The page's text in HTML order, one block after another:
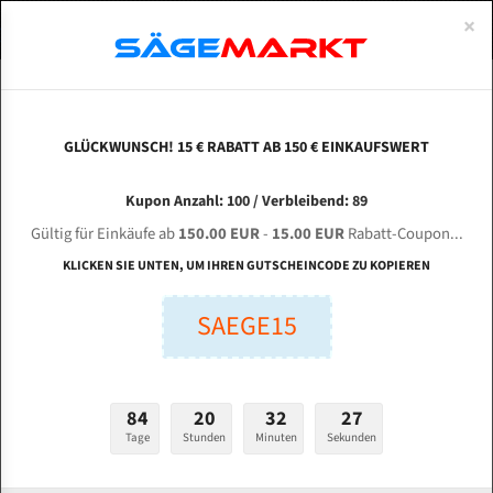
SHANGHAI Loginfly Sawing Technology CH-4060
für 4870 mm Bi-Metall Bandsägeblätter
Länge (mm):
Stärken + Zahnteilung:
mm
ABOUTS
ENGLISH
Bi-Metall Meterware
Fleischerei Bandsägeblätter
Bandmesser Glatt Meterware
Konvex Meterware
×
GLÜCKWUNSCH! 15 € RABATT AB 150 € EINKAUFSWERT
Kupon Anzahl: 100 / Verbleibend: 89
Gültig für Einkäufe ab150.00 EUR- 15.00 EURRabatt-Coupon...
KLICKEN SIE UNTEN, UM IHREN GUTSCHEINCODE ZU KOPIEREN
SAEGE15
84
Tage
20
Stunden
32
Minuten
26
Sekunden